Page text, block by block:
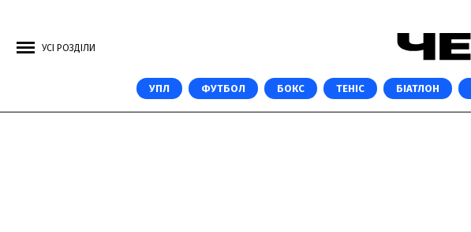
УСІ РОЗДІЛИ
УПЛ ФУТБОЛ БОКС ТЕНІС БІАТЛОН